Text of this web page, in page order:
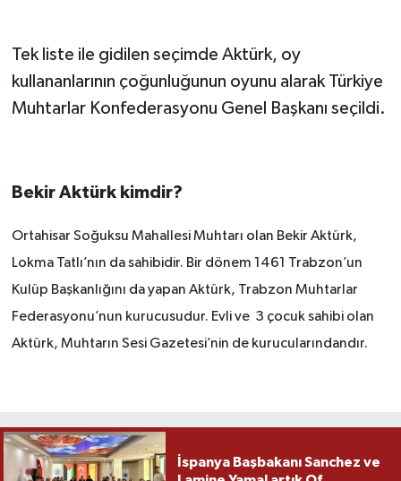
Tek liste ile gidilen seçimde Aktürk, oy
kullananlarının çoğunluğunun oyunu alarak Türkiye
Muhtarlar Konfederasyonu Genel Başkanı seçildi.
Bekir Aktürk kimdir?
Ortahisar Soğuksu Mahallesi Muhtarı olan Bekir Aktürk,
Lokma Tatlı’nın da sahibidir. Bir dönem 1461 Trabzon’un
Kulüp Başkanlığını da yapan Aktürk, Trabzon Muhtarlar
Federasyonu’nun kurucusudur. Evli ve 3 çocuk sahibi olan
Aktürk, Muhtarın Sesi Gazetesi’nin de kurucularındandır.
İspanya Başbakanı Sanchez ve